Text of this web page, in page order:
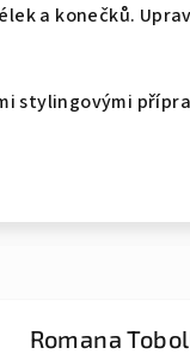
a konečků.
stylingovými